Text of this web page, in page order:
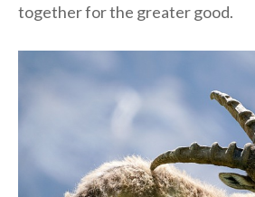
together for the greater good.